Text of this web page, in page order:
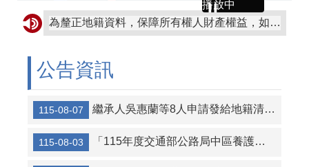
播放中
為釐正地籍資料，保障所有權人財產權益，如收到公文通知有土地及建物無記載統一編號情形，請到地政事務所辦理統一編號更正登記！
公告資訊
115-08-07 繼承人吳惠蘭等8人申請發給地籍清理代為標售價金徵詢異議之公告及清冊
115-08-03 「115年度交通部公路局中區養護工程分局競標購買經管省道私有既成道路土地」第2次招標公告